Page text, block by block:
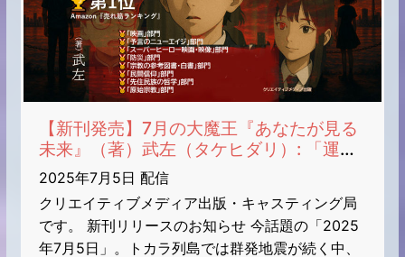
【新刊発売】7月の大魔王『あなたが見る
未来』（著）武左（タケヒダリ）: 「運命
の7月5日」それは始まりのファンファー
レ【トカラ列島・群発地震】日本列島を襲
う巨大地震・大津波・大災害【地震予言】
【噂が現実化】【カルト集団】【公安】
【南海トラフ】【国家的陰謀】【富士山噴
2025年7月5日 配信
クリエイティブメディア出版・キャスティング局
です。 新刊リリースのお知らせ 今話題の「2025
年7月5日」。トカラ列島では群発地震が続く中、